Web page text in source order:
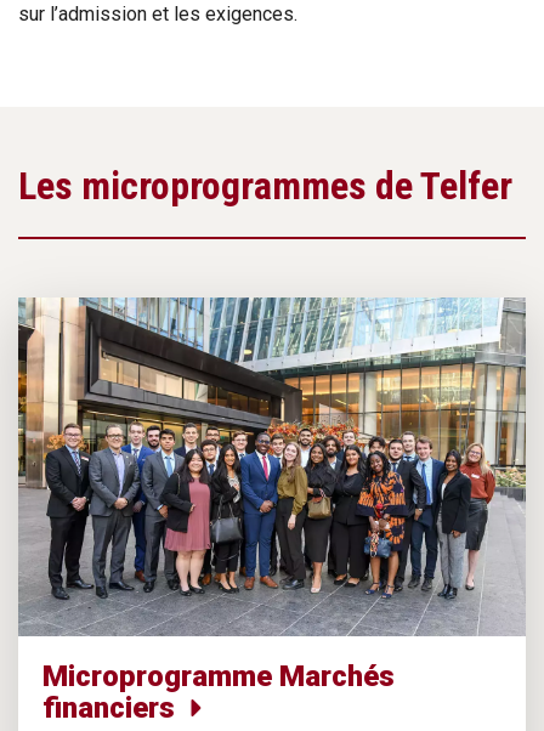
sur l’admission et les exigences.
Les microprogrammes de Telfer
Microprogramme Marchés
financiers